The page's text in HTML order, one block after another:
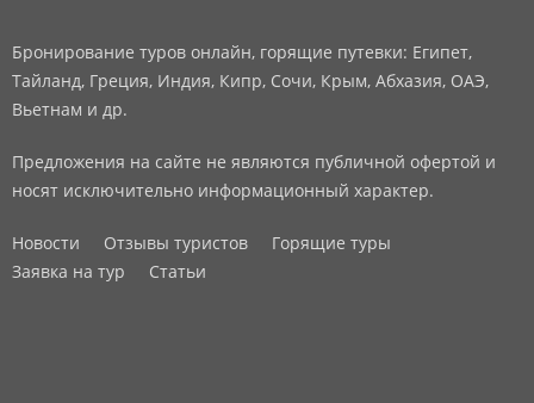
Бронирование туров онлайн, горящие путевки: Египет,
Тайланд, Греция, Индия, Кипр, Сочи, Крым, Абхазия, ОАЭ,
Вьетнам и др.
Предложения на сайте не являются публичной офертой и
носят исключительно информационный характер.
Новости Отзывы туристов
Горящие туры
Заявка на тур
Статьи